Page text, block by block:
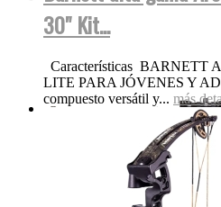
BT TM15 NEGRA
Product Features High
Lightweight Magnesium
Easy Cleaning and...más
30" Kit...
Características BARNETT
LITE PARA JÓVENES Y
compuesto versátil y... más